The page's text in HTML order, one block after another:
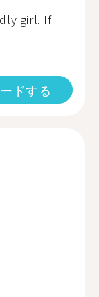
girl. If
ドする